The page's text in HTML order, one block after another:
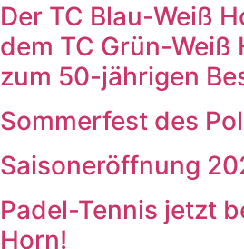
Der TC Blau-Weiß
dem TC Grün-Weiß
zum 50-jährigen
Sommerfest des
Saisoneröffnung
Padel-Tennis jetzt
Horn!